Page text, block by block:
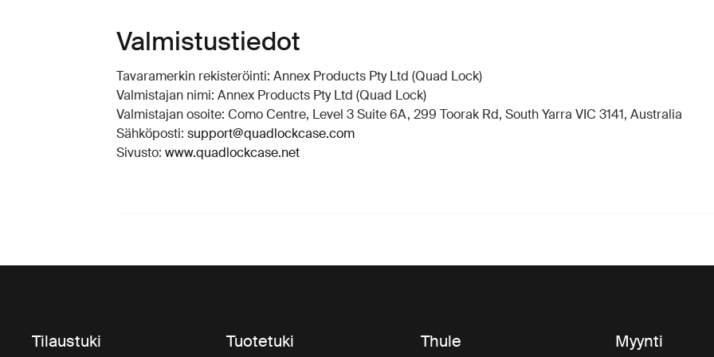
Valmistustiedot
Tavaramerkin rekisteröinti: Annex Products Pty Ltd (Quad Lock)
Valmistajan nimi: Annex Products Pty Ltd (Quad Lock)
Valmistajan osoite: Como Centre, Level 3 Suite 6A, 299 Toorak Rd, South Yarra VIC 3141, Australia
Sähköposti: support@quadlockcase.com
Sivusto: www.quadlockcase.net
Tilaustuki Tuotetuki Thule Myynti